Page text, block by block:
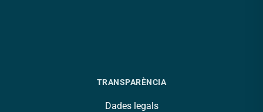
TRANSPARÈNCIA
Dades legals